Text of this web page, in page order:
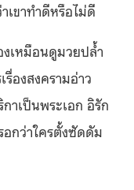
เขาทำดีหรือไม่ดี
เหมือนดูมวยปล้ำ
องสงครามอ่าว
าเป็นพระเอก อิรัก
กว่าใครตั้งซัดดัม